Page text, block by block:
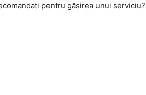
pentru găsirea unui serviciu?